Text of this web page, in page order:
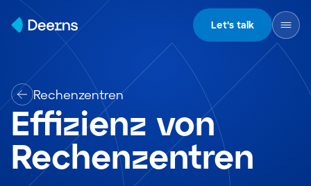
Skip to content
Let's talk
Rechenzentren
Effizienz von
Rechenzentren